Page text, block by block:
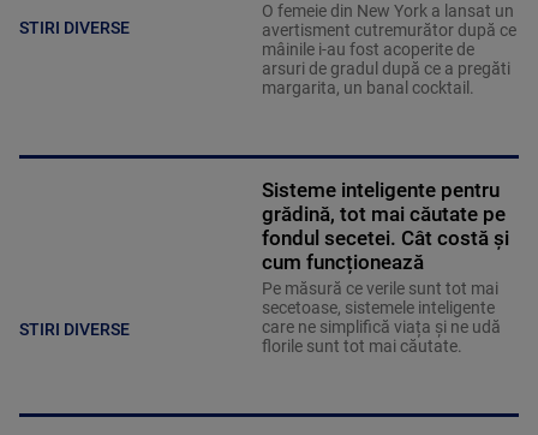
STIRI DIVERSE
O femeie din New York a lansat un
avertisment cutremurător după ce
mâinile i-au fost acoperite de
arsuri de gradul după ce a pregăti
margarita, un banal cocktail.
STIRI DIVERSE
Sisteme inteligente pentru
grădină, tot mai căutate pe
fondul secetei. Cât costă și
cum funcționează
Pe măsură ce verile sunt tot mai
secetoase, sistemele inteligente
care ne simplifică viața și ne udă
florile sunt tot mai căutate.